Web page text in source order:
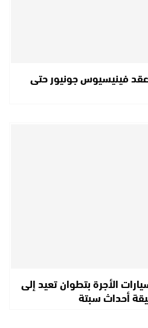
فينيسيوس جونيور حتى
الأجرة بتطوان تعيد إلى
أحداث سبتة